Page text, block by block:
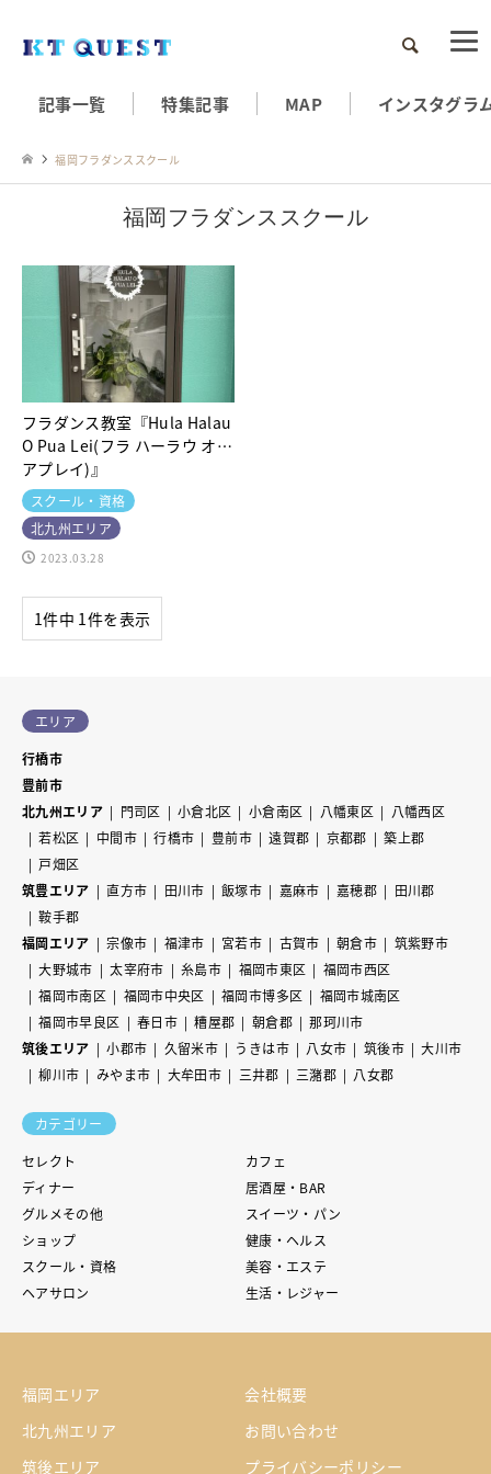
検索
記事一覧 特集記事 MAP インスタグラ
福岡フラダンススクール
福岡フラダンススクール
フラダンス教室『Hula Halau
O Pua Lei(フラ ハーラウ オ
アプレイ)』
スクール・資格
北九州エリア
2023.03.28
1件中 1件を表示
エリア
行橋市
豊前市
北九州エリア
門司区 小倉北区 小倉南区 八幡東区
八幡西区
若松区
中間市 行橋市 豊前市 遠賀郡 京都郡
築上郡
戸畑区
筑豊エリア
直方市 田川市 飯塚市 嘉麻市 嘉穂郡
田川郡
鞍手郡
福岡エリア
宗像市 福津市 宮若市 古賀市 朝倉市
筑紫野市
大野城市
太宰府市 糸島市 福岡市東区
福岡市西区
福岡市南区
福岡市中央区 福岡市博多区
福岡市城南区
福岡市早良区
春日市 糟屋郡 朝倉郡
那珂川市
筑後エリア
小郡市 久留米市 うきは市 八女市 筑後市
大川市
柳川市
みやま市 大牟田市 三井郡 三潴郡 八女郡
カテゴリー
セレクト
カフェ
ディナー
居酒屋・BAR
グルメその他
スイーツ・パン
ショップ
健康・ヘルス
スクール・資格
美容・エステ
ヘアサロン
生活・レジャー
福岡エリア
北九州エリア
筑後エリア
会社概要
お問い合わせ
プライバシーポリシー